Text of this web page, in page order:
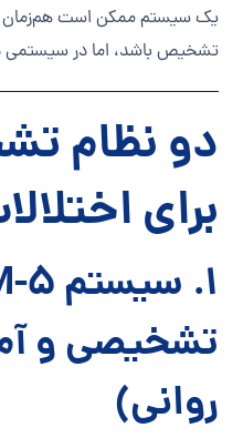
یک سیستم ممکن است هم‌زمان
تشخیص باشد، اما در سیستمی
دو نظام
برای
تشخیصی و
روانی)